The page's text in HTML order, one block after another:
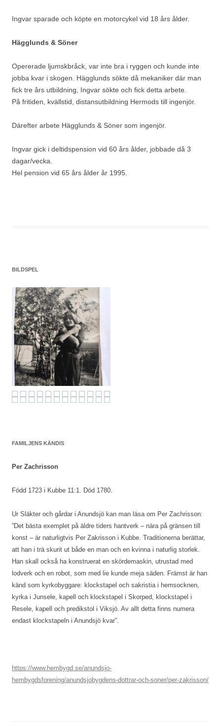
Ingvar sparade och köpte en motorcykel vid 18 års ålder.
Hägglunds & Söner
Opererade ljumskbråck, var inte bra i ryggen och kunde inte
jobba kvar i skogen. Hägglunds sökte då mekaniker där man
fick tre års utbildning, Ingvar sökte och fick detta arbete.
På fritiden, kvällstid, distansutbildning Hermods till ingenjör.
Därefter arbete Hägglunds & Söner som ingenjör.
Ingvar gick i deltidspension vid 60 års ålder, jobbade då 3
dagar/vecka.
Hel pension vid 65 års ålder år 1995.
BILDSPEL
FAMILJENS KÄNDIS
Per Zachrisson
Född 1723 i Kubbe 11:1. Död 1780.
Ur Släkter och gårdar i Anundsjö kan man läsa om Per Zachrisson:
”Det bästa exemplet på äldre tiders hantverk – nära på gränsen till
konst – är naturligtvis Per Zakrisson i Kubbe. Traditionerna berättar,
att han i trä skurit ut både en man och en kvinna i naturlig storlek.
Han skall också ha konstruerat en skördemaskin, utrustad med
lodverk och en robot, som med lie kunde meja säden. Främst är han
känd som kyrkobyggare: klockstapel och sakristia i hemsocknen,
kyrka i Junsele, kapell och klockstapel i Skorped, klockstapel i
Resele, kapell och predikstol i Viksjö. Av allt detta finns numera
endast klockstapeln i Anundsjö kvar”.
https://www.hembygd.se/anundsjo-
hembygdsforening/anundsjobygdens-dottrar-och-soner/per-zakrisson/